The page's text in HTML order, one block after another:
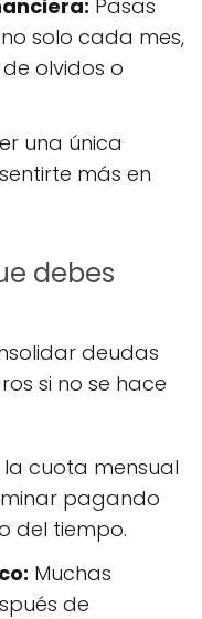
Pasas
solo cada mes,
olvidos o
una única
más en
debes
deudas
si no se hace
la cuota mensual
pagando
del tiempo.
Muchas
de